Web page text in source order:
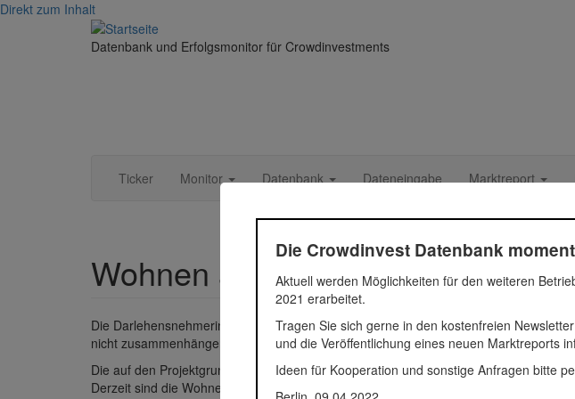
Direkt zum Inhalt
Datenbank und Erfolgsmonitor für Crowdinvestments
Ticker Monitor Datenbank Dateneingabe Marktreport
Wohnen an der Saale
Die Darlehensnehmerin plant den Ankauf von zwei Teilgrundstücken des
nicht zusammenhängend, sondern durch ein Grundstück voneinander getrennt.
Die auf den Projektgrundstücken befindlichen Mehrfamilienhäuser sind vollständig
Derzeit sind die Wohneinheiten zu rund 70 % vermietet. Rund 10 % der Flächen im
Die Crowdinvest Datenbank
Aktuell werden Möglichkeiten für den weiteren
2021 erarbeitet.
Tragen Sie sich gerne in den kostenfreien
und die Veröffentlichung eines neuen Marktreports
Ideen für Kooperation und sonstige Anfragen bitte